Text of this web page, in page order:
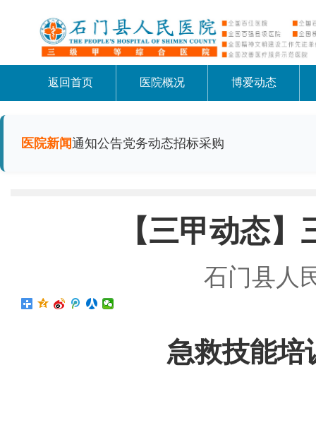
返回首页 医院概况 博爱动态
医院新闻通知公告党务动态招标采购
【三甲动态
石门县人
急救技能培